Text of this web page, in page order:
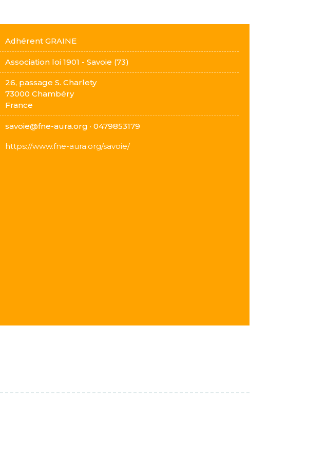
Adhérent GRAINE
Association loi 1901 - Savoie (73)
26, passage S. Charlety
73000 Chambéry
France
savoie@fne-aura.org · 0479853179
https://www.fne-aura.org/savoie/